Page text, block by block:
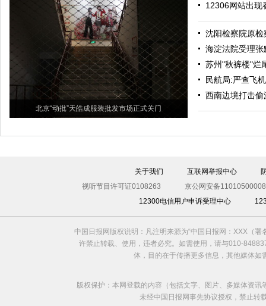
北京“动批”天皓成服装批发市场正式关门
12306网站出现
沈阳检察院原
海淀法院受理
苏州"秋裤楼"烂
民航局:严查飞
西南边境打击
关于我们 互联网举报中心
视听节目许可证0108263
京公网安备
12300电信用户申诉受理中心
中国日报网版权说明：凡注明来源为“中国日报网：XXX（
许禁止转载、使用，违者必究。如需使用，请与010-
体，目的在于传播更多信息，其他媒体
版权保护：本网登载的内容（包括文字、图片、多媒体资
未经中国日报网事先协议授权，禁止转